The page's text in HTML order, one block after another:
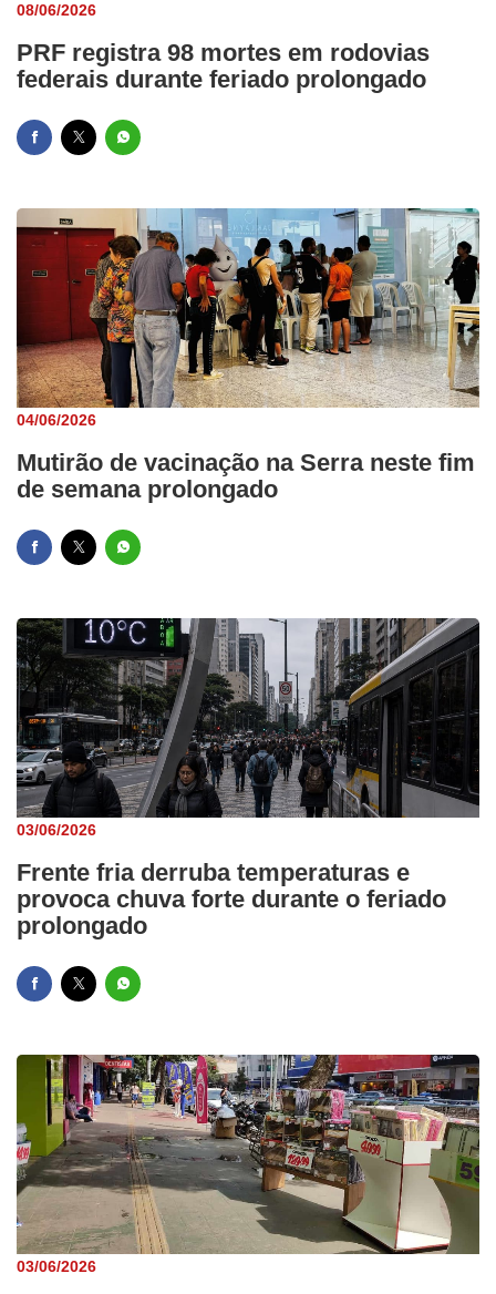
08/06/2026
PRF registra 98 mortes em rodovias
federais durante feriado prolongado
04/06/2026
Mutirão de vacinação na Serra neste fim
de semana prolongado
03/06/2026
Frente fria derruba temperaturas e
provoca chuva forte durante o feriado
prolongado
03/06/2026